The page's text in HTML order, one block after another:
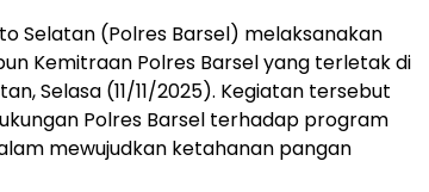
Selatan (Polres Barsel) melaksanakan
Kemitraan Polres Barsel yang terletak di
Selasa (11/11/2025). Kegiatan tersebut
Polres Barsel terhadap program
mewujudkan ketahanan pangan